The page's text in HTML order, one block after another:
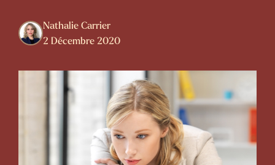
Nathalie Carrier
2 Décembre 2020